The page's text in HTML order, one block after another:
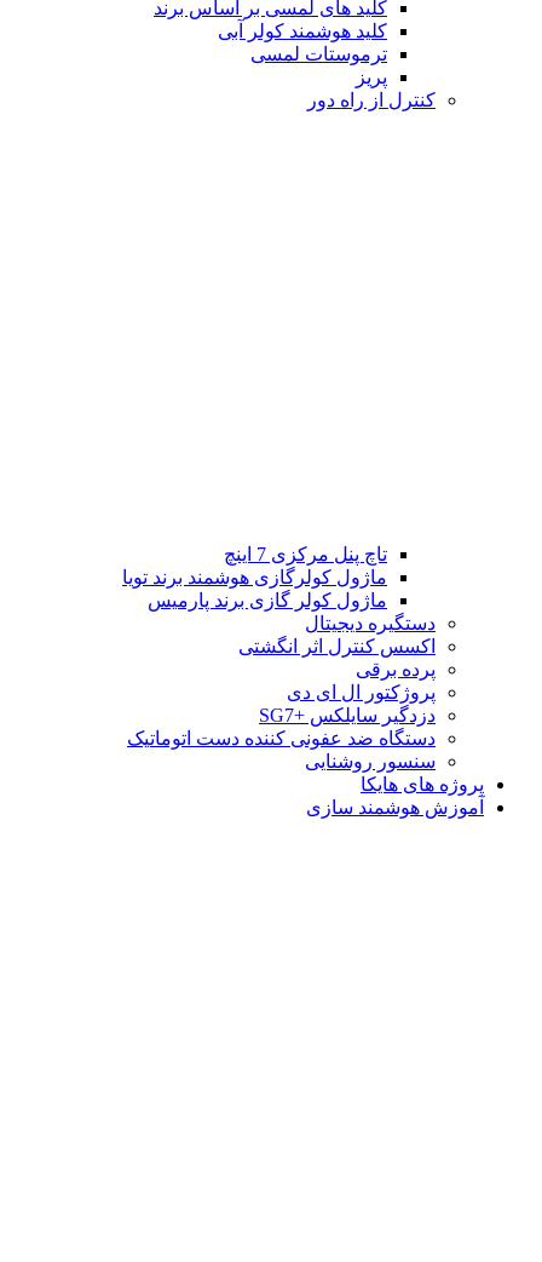
کلید های لمسی بر اساس برند
کلید هوشمند کولر آبی
ترموستات لمسی
پریز
کنترل از راه دور
تاچ پنل مرکزی 7 اینچ
ماژول کولرگازی هوشمند برند تویا
ماژول کولر گازی برند پارمیس
دستگیره دیجیتال
اکسس کنترل اثر انگشتی
پرده برقی
پروژکتور ال ای دی
دزدگیر سایلکس +SG7
دستگاه ضد عفونی کننده دست اتوماتیک
سنسور روشنایی
پروژه های هایکا
آموزش هوشمند سازی